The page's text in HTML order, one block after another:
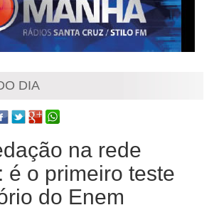
DIA
na rede
é o primeiro teste
do Enem